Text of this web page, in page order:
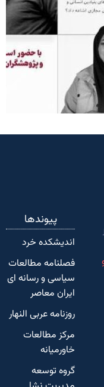
پیوندها
اندیشکده‌ خرد
فصلنامه مطالعات
سیاسی و رسانه ای
ایران معاصر
روزنامه عربی النهار
مرکز مطالعات
خاورمیانه
گروه توسعه